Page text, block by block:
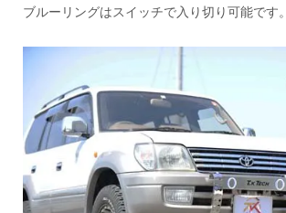
ブルーリングはスイッチで入り切り可能です。